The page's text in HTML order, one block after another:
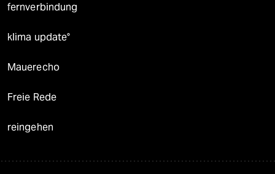
fernverbindung
klima update°
Mauerecho
Freie Rede
reingehen